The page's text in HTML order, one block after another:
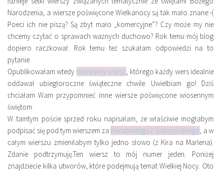
Wydarzenia
Podróże
Narodzenia, a wiersze poświęcone Wielkanocy są tak mało znane:-(
Poeci ich nie piszą? Są zbyt mało „komercyjne”? Czy może my nie
chcemy czytać o sprawach ważnych duchowo? Rok temu mój blog
dopiero raczkował. Rok temu też szukałam odpowiedzi na to
pytanie.
Opublikowałam wtedy niezwykły wiersz , którego każdy wers idealnie
oddawał ubiegłoroczne świąteczne chwile. Uwielbiam go! Dziś
chciałam Wam przypomnieć inne wiersze poświęcone wiosennym
świętom.
W tamtym poście sprzed roku napisałam, że właściwie mogłabym
podpisać się pod tym wierszem za Konstantego I. Gałczyńskiego , a w
całym wierszu zmieniłabym tylko jedno słowo (z Kira na Marlena).
Zdanie podtrzymuję.Ten wiersz to mój numer jeden . Poniżej
znajdziecie kilka utworów, które podejmują temat Wielkiej Nocy. Oto